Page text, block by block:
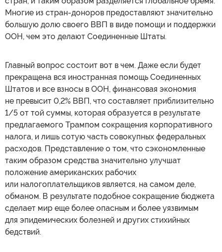
Многие из стран-доноров предоставляют значительно
большую долю своего ВВП в виде помощи и поддержки
ООН, чем это делают Соединенные Штаты.
Главный вопрос состоит вот в чем. Даже если будет
прекращена вся иностранная помощь Соединенных
Штатов и все взносы в ООН, финансовая экономия
не превысит 0,2% ВВП, что составляет приблизительно
1/5 от той суммы, которая образуется в результате
предлагаемого Трампом сокращения корпоративного
налога, и лишь сотую часть совокупных федеральных
расходов. Представление о том, что сэкономленные
таким образом средства значительно улучшат
положение американских рабочих
или налогоплательщиков является, на самом деле,
обманом. В результате подобное сокращение бюджета
сделает мир еще более опасным и более уязвимым
для эпидемических болезней и других стихийных
бедствий.